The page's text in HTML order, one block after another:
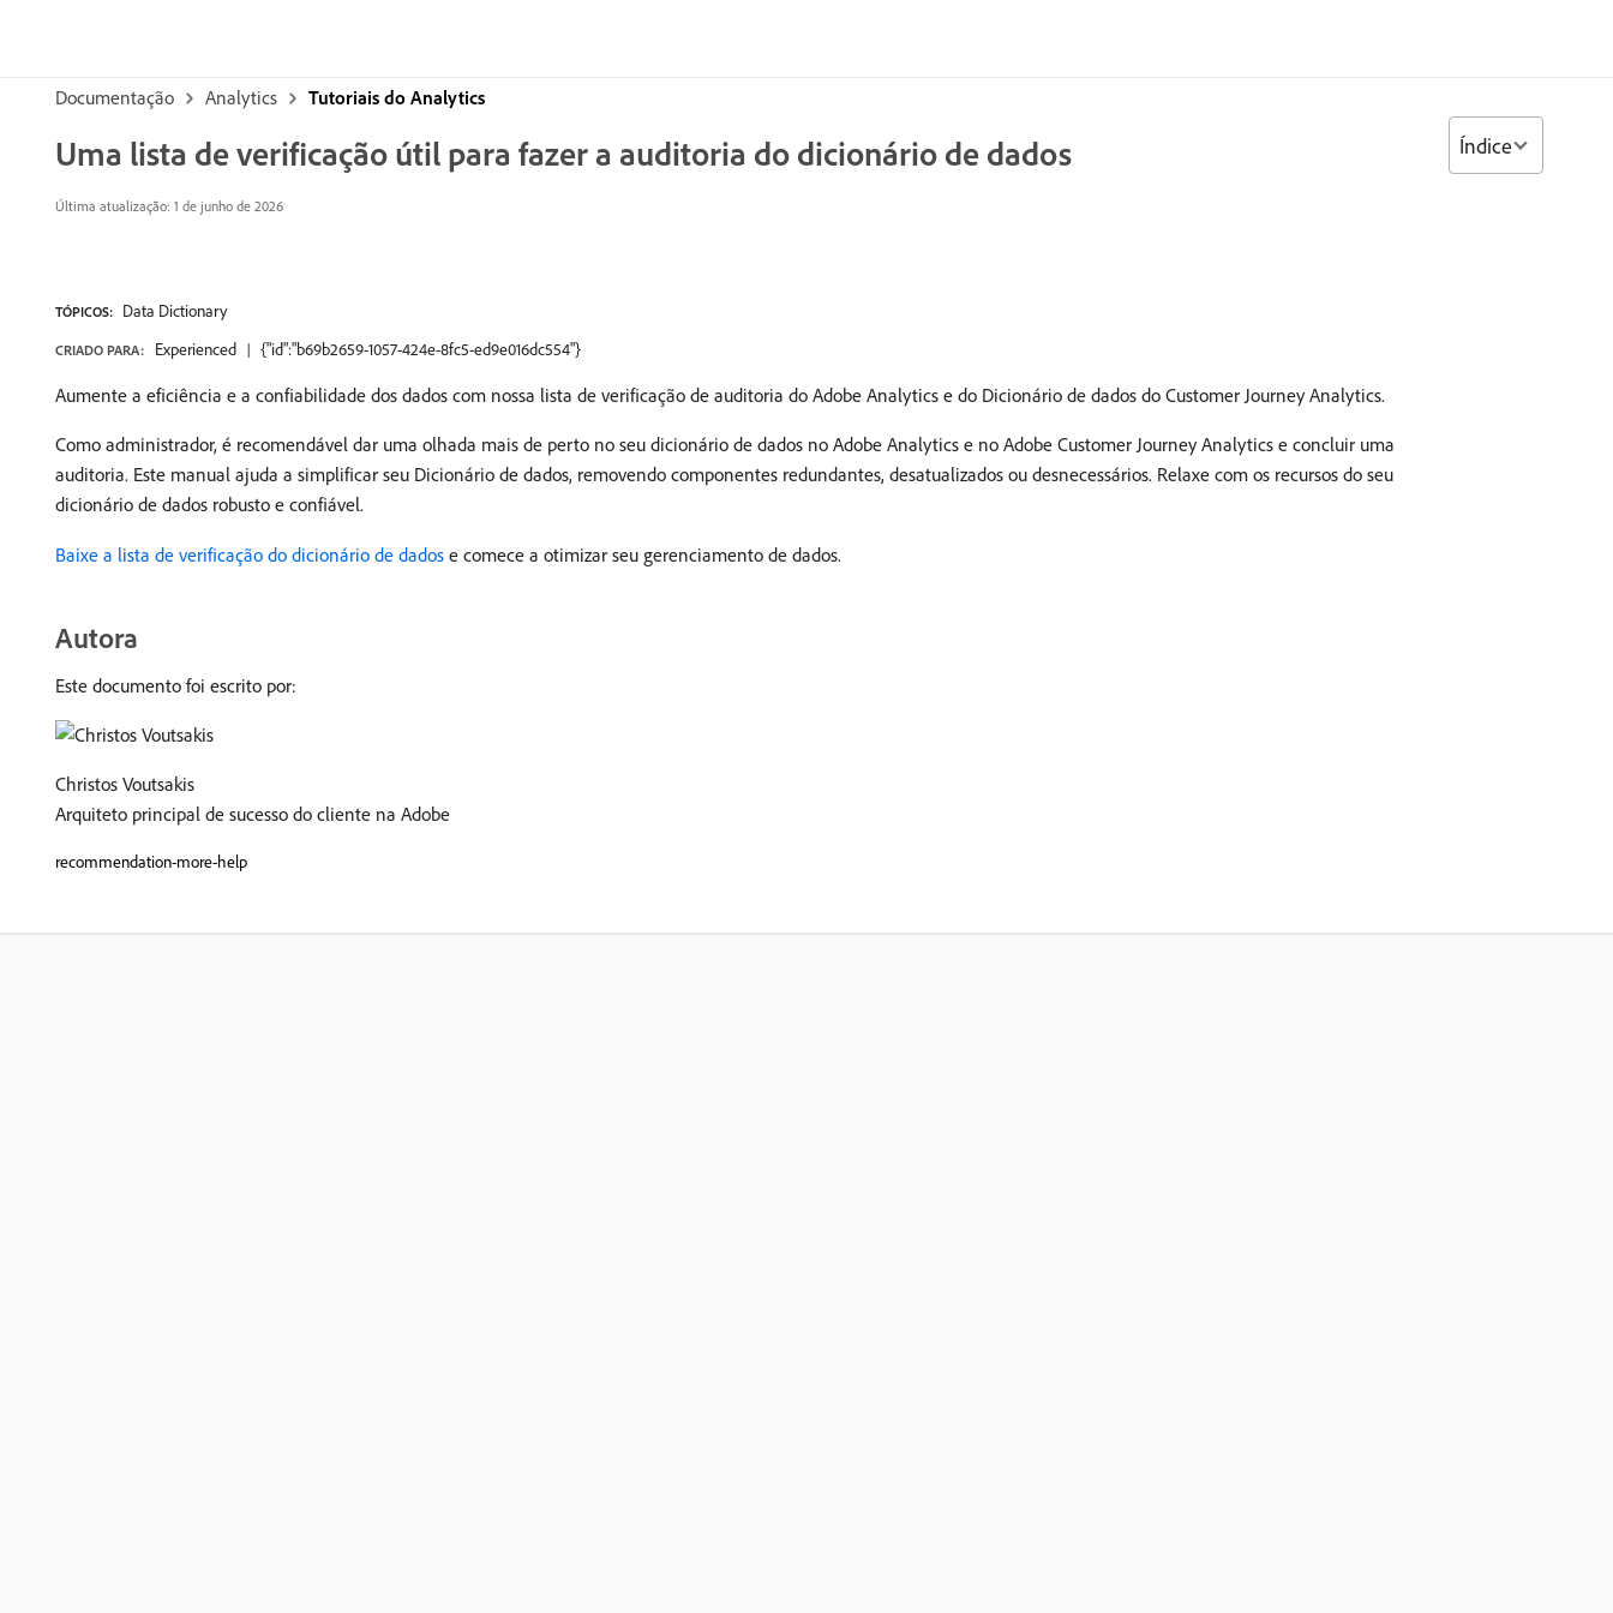
Documentação Analytics Tutoriais do Analytics
Uma lista de verificação útil para fazer a auditoria do dicionário de dados
Última atualização: 1 de junho de 2026
TÓPICOS: Data Dictionary
CRIADO PARA: Experienced {"id":"b69b2659-1057-424e-8fc5-ed9e016dc554"}
Aumente a eficiência e a confiabilidade dos dados com nossa lista de verificação de auditoria do Adobe Analytics e do Dicionário de dados do Customer Journey Analytics.
Como administrador, é recomendável dar uma olhada mais de perto no seu dicionário de dados no Adobe Analytics e no Adobe Customer Journey Analytics e concluir uma
auditoria. Este manual ajuda a simplificar seu Dicionário de dados, removendo componentes redundantes, desatualizados ou desnecessários. Relaxe com os recursos do seu
dicionário de dados robusto e confiável.
Baixe a lista de verificação do dicionário de dados e comece a otimizar seu gerenciamento de dados.
Autora
Este documento foi escrito por:
Christos Voutsakis
Arquiteto principal de sucesso do cliente na Adobe
recommendation-more-help
Índice